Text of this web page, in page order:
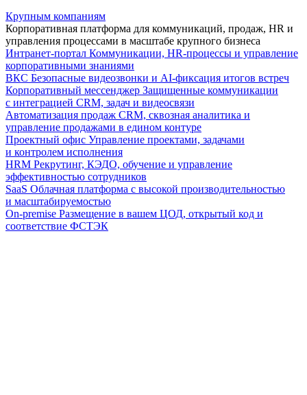
Крупным компаниям
Корпоративная платформа для коммуникаций, продаж, HR и
управления процессами в масштабе крупного бизнеса
Интранет-портал Коммуникации, HR-процессы и управление
корпоративными знаниями
ВКС Безопасные видеозвонки и AI-фиксация итогов встреч
Корпоративный мессенджер Защищенные коммуникации
с интеграцией CRM, задач и видеосвязи
Автоматизация продаж CRM, сквозная аналитика и
управление продажами в едином контуре
Проектный офис Управление проектами, задачами
и контролем исполнения
HRM Рекрутинг, КЭДО, обучение и управление
эффективностью сотрудников
SaaS Облачная платформа с высокой производительностью
и масштабируемостью
On-premise Размещение в вашем ЦОД, открытый код и
соответствие ФСТЭК